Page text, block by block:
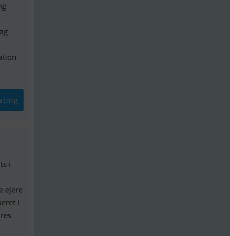
i
ejere
i